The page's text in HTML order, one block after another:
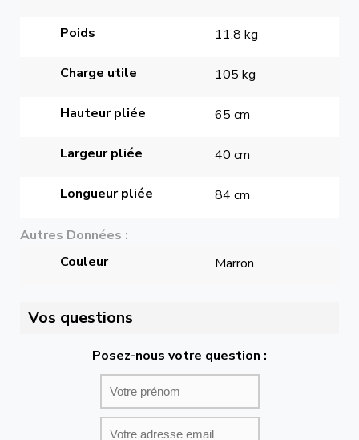
Poids 11.8 kg
Charge utile 105 kg
Hauteur pliée 65 cm
Largeur pliée 40 cm
Longueur pliée 84 cm
Autres Données
Couleur
Marron
Vos questions
Posez-nous votre question :